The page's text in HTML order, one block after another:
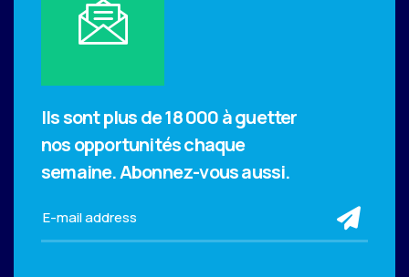
Ils sont plus de 18 000 à guetter
nos opportunités chaque
semaine.Abonnez-vous aussi.